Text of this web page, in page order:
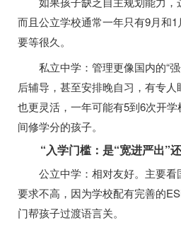
而且公立学校通常一年只有9月和
要等很久。
私立中学：管理更像国内的“
后辅导，甚至安排晚自习，有专
也更灵活，一年可能有5到6次开
间修学分的孩子。
“入学门槛：是“宽进严出”
公立中学：相对友好。主要
要求不高，因为学校配有完善的
门帮孩子过渡语言关。